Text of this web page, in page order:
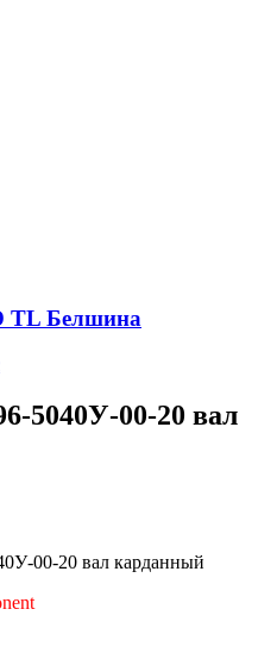
TL Белшина
5040У-00-20 вал
00-20 вал карданный